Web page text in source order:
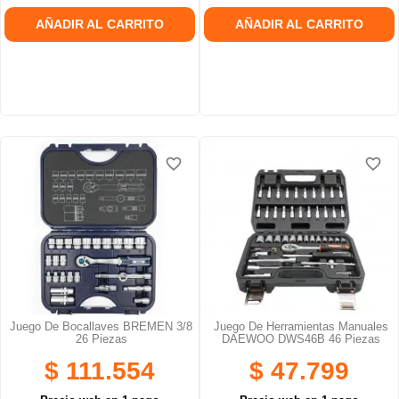
AÑADIR AL CARRITO AÑADIR AL CARRITO
Juego De Bocallaves BREMEN 3/8
26 Piezas
$ 111.554
favorite_border
favorite_border
Juego De Herramientas Manuales
DAEWOO DWS46B 46 Piezas
$ 47.799
favorite_border
favorite_border